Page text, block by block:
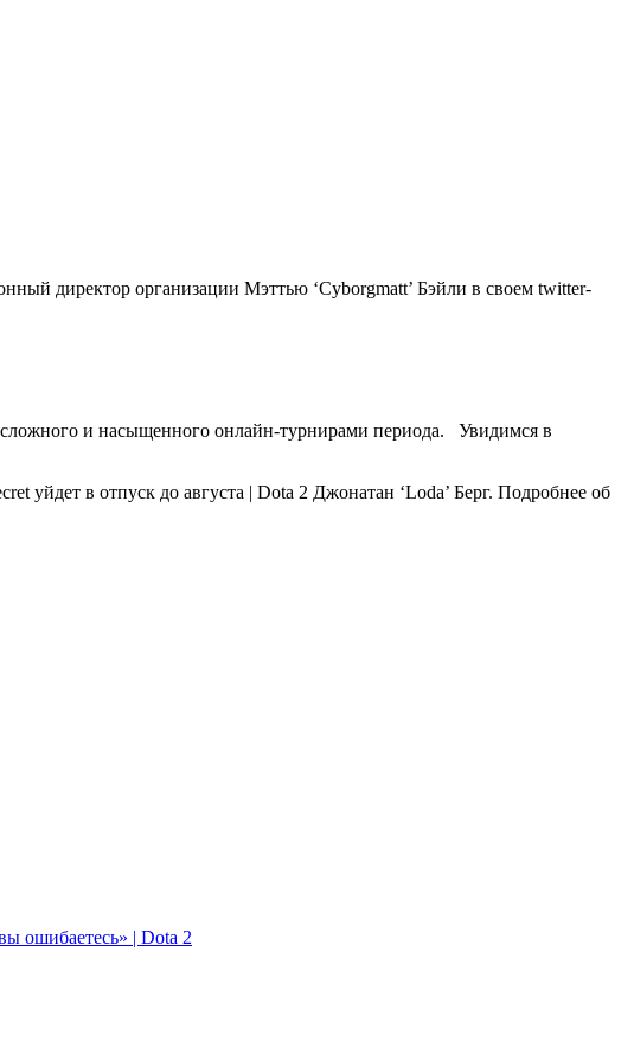
директор организации Мэттью ‘Cyborgmatt’ Бэйли в своем twitter-
и насыщенного онлайн-турнирами периода. Увидимся в
Джонатан ‘Loda’ Берг. Подробнее об
ошибаетесь» | Dota 2